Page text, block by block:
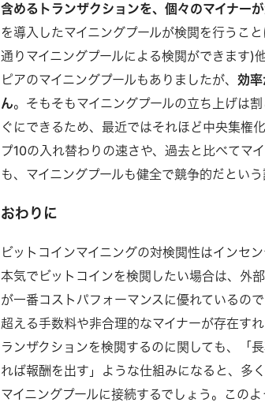
含めるトランザクションを、個々のマイナー
を導入したマイニングプールが検閲を行うこ
通りマイニングプールによる検閲ができます)
ピアのマイニングプールもありましたが、効
ん。そもそもマイニングプールの立ち上げは
ぐにできるため、最近ではそれほど中央集権
プ10の入れ替わりの速さや、過去と比べてマ
も、マイニングプールも健全で競争的だという
おわりに
ビットコインマイニングの対検閲性はインセ
本気でビットコインを検閲したい場合は、外
が一番コストパフォーマンスに優れているの
超える手数料や非合理的なマイナーが存在す
ランザクションを検閲するのに関しても、「
れば報酬を出す」ような仕組みになると、多
マイニングプールに接続するでしょう。この